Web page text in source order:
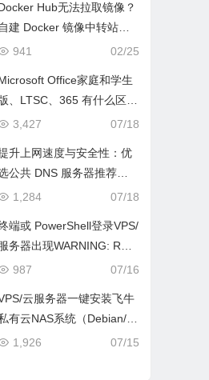
Hub无法拉取镜像？
自建 Docker 镜像中转站教
02/25
941
Office家庭和学生
、LTSC、365 有什么区
？｜Office 各版本全面对
07/18
3,427
升上网速度与安全性：优
公共 DNS 服务器推荐
含 IPv4/IPv6/DoH）
07/18
1,284
端或 PowerShell登录VPS/
务器出现WARNING: REM
HOST IDENTIFICATI
｜一文教你解决
07/16
987
云服务器一键安装飞牛
有云NAS系统（Debian/U
等通用）
07/15
1,926